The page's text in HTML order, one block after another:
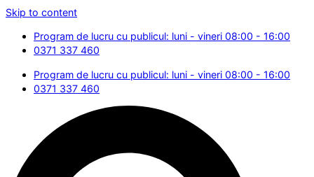
Skip to content
Program de lucru cu publicul: luni - vineri 08:00 - 16:00
0371 337 460
Program de lucru cu publicul: luni - vineri 08:00 - 16:00
0371 337 460